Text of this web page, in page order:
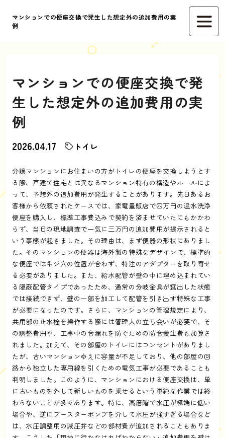
マンションでの便座交換で発生した想定外の追加費用の実
例
マンションでの便座交換で発
生した想定外の追加費用の実
例
2026.04.17 トイレ
分譲マンションにお住まいの方がトイレの便座を交換しようとす
る際、戸建て住宅とは異なるマンション特有の構造やルールによ
って、予想外の追加費用が発生することがあります。先日あるお
客様から依頼されたケースでは、家電量販店で四万円の温水洗浄
便座を購入し、標準工事費込みで契約を済ませていたにもかかわ
らず、当日の現地調査で一気に三万円の追加費用が提示されると
いう事態が起きました。その理由は、まず便器の形状にありまし
た。そのマンションの便器は海外製の特殊なデザインで、標準的
な便座ではネジ穴の位置が合わず、特注のアダプターを取り寄せ
る必要がありました。また、給水配管が壁の中に埋め込まれてい
る隠蔽配管タイプであったため、通常の分岐金具が露出した状態
では接続できず、壁の一部を加工して配管を引き出す特殊な工事
が必要になったのです。さらに、マンションの管理規定により、
共用部の止水栓を操作する際には管理人の立ち会いが必要で、そ
の調整費用や、工事中の音漏れを防ぐための防音養生費も加算さ
れました。加えて、その部屋のトイレにはコンセントがありまし
たが、古いマンションゆえに容量が不足しており、他の部屋の回
路から独立した専用線を引くための電気工事が必要であることも
判明しました。このように、マンションにおける便座交換は、単
に古いものを外して新しいものを乗せるという単純な作業では終
わらないことが多々あります。特に、高層階で水圧が極端に低い
場合や、逆にブースターポンプを介して水圧が強すぎる場合など
は、水圧調整用の減圧弁などの部材費が追加されることもありま